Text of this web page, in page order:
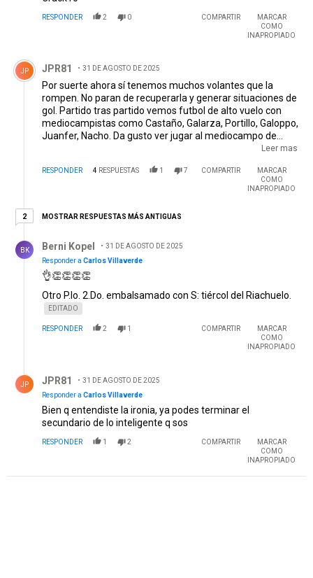
RESPONDER 2 0 COMPARTIR
MARCAR
COMO
INAPROPIADO
Comentario de JPR81.
JP JPR81 31 DE AGOSTO DE 2025
Por suerte ahora sí tenemos muchos volantes que la
rompen. No paran de recuperarla y generar situaciones de
gol. Partido tras partido vemos futbol de alto vuelo con
mediocampistas como Castaño, Galarza, Portillo, Galoppo,
Juanfer, Nacho. Da gusto ver jugar al mediocampo de
River. Afortunadamente pudimos rechazar las ofertas de
selecciones de que no los convoquen
Leer mas
RESPONDER 4 RESPUESTAS 1 7 COMPARTIR
MARCAR
COMO
INAPROPIADO
22 respuestas más antiguas
MOSTRAR RESPUESTAS MÁS ANTIGUAS
BK Berni Kopel
31 DE AGOSTO DE 2025
Responder a Carlos Villaverde
👌👏👏👏👏
Otro P.lo. 2.Do. embalsamado con S: tiércol del Riachuelo.
EDITADO
RESPONDER 2 1 COMPARTIR
MARCAR
COMO
INAPROPIADO
JP JPR81
31 DE AGOSTO DE 2025
Responder a Carlos Villaverde
Bien q entendiste la ironia, ya podes terminar el
secundario de lo inteligente q sos
RESPONDER 1 2 COMPARTIR
MARCAR
COMO
INAPROPIADO